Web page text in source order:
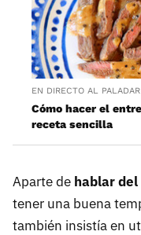
EN DIRECTO AL PALADAR
Cómo hacer el
receta sencilla
Aparte de hablar
tener una buena
también insistía en